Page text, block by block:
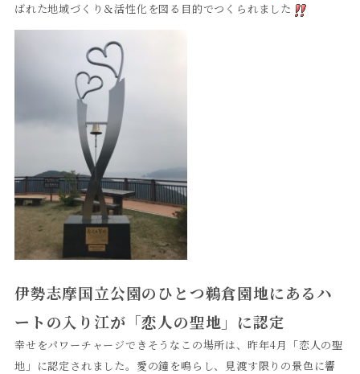
ばれた地域づくり＆活性化を図る目的でつくられました
伊勢志摩国立公園のひとつ鵜倉園地にあるハ
ートの入り江が「恋人の聖地」に認定
幸せをパワーチャージできそうなこの場所は、昨年4月「恋人の聖
地」に認定されました。愛の鐘を鳴らし、見渡す限りの景色に響